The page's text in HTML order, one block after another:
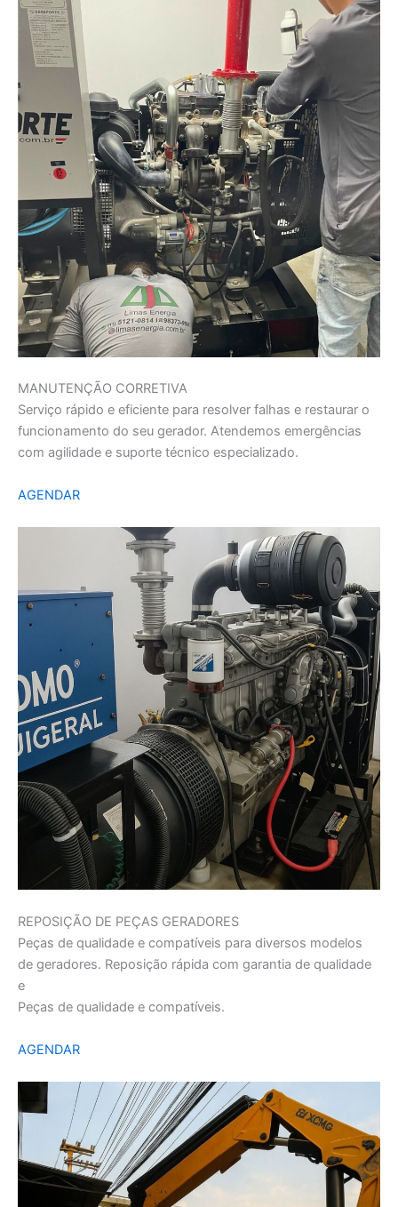
MANUTENÇÃO CORRETIVA
Serviço rápido e eficiente para resolver falhas e restaurar o
funcionamento do seu gerador. Atendemos emergências
com agilidade e suporte técnico especializado.
AGENDAR
REPOSIÇÃO DE PEÇAS GERADORES
Peças de qualidade e compatíveis para diversos modelos
de geradores. Reposição rápida com garantia de qualidade
e
Peças de qualidade e compatíveis.
AGENDAR